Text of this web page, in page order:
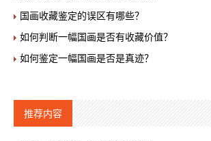
国画收藏鉴定的误区有哪些？
如何判断一幅国画是否有收藏价值？
如何鉴定一幅国画是否是真迹？
推荐内容